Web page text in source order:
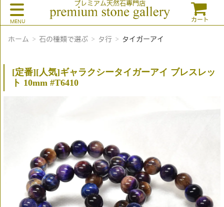
プレミアム天然石専門店
カート
ホーム 石の種類で選ぶ タ行 タイガーアイ
[定番][人気]ギャラクシータイガーアイ ブレスレッ
ト 10mm #T6410